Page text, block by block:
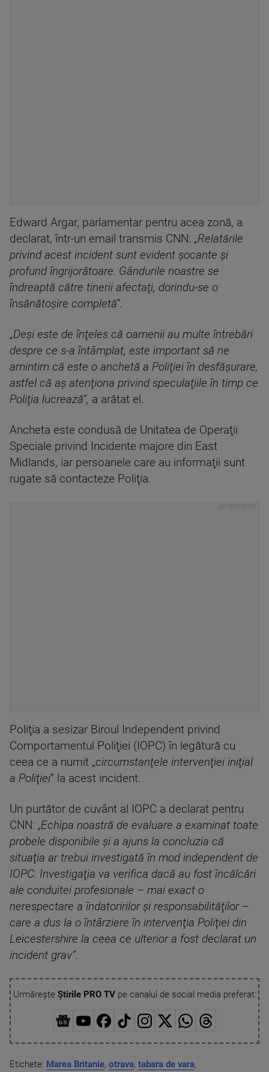
Edward Argar, parlamentar pentru acea zonă, a
declarat, într-un email transmis CNN: „Relatările
privind acest incident sunt evident şocante şi
profund îngrijorătoare. Gândurile noastre se
îndreaptă către tinerii afectaţi, dorindu-se o
însănătoşire completă”.
„Deşi este de înţeles că oamenii au multe întrebări
despre ce s-a întâmplat, este important să ne
amintim că este o anchetă a Poliţiei în desfăşurare,
astfel că aş atenţiona privind speculaţiile în timp ce
Poliţia lucrează”, a arătat el.
Ancheta este condusă de Unitatea de Operaţii
Speciale privind Incidente majore din East
Midlands, iar persoanele care au informaţii sunt
rugate să contacteze Poliţia.
Poliţia a sesizar Biroul Independent privind
Comportamentul Poliţiei (IOPC) în legătură cu
ceea ce a numit „circumstanţele intervenţiei iniţial
a Poliţiei” la acest incident.
Un purtător de cuvânt al IOPC a declarat pentru
CNN: „Echipa noastră de evaluare a examinat toate
probele disponibile şi a ajuns la concluzia că
situaţia ar trebui investigată în mod independent de
IOPC. Investigaţia va verifica dacă au fost încălcări
ale conduitei profesionale – mai exact o
nerespectare a îndatoririlor şi responsabilităţilor –
care a dus la o întârziere în intervenţia Poliţiei din
Leicestershire la ceea ce ulterior a fost declarat un
incident grav”.
Urmărește Știrile PRO TVpe canalul de social media preferat:
Etichete: Marea Britanie, otrava, tabara de vara,